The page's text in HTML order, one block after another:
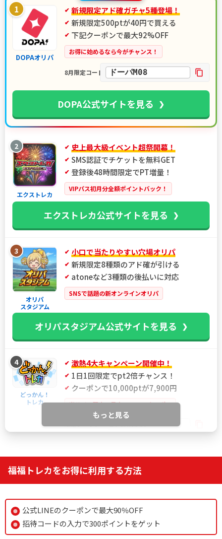
1
DOPAオリパ
新規限定アド確ガチャ5種登場！
新規限定500ptが40円で買える
下記クーポンで最大92%OFF
お得に始めるなら今がチャンス！
8月限定コード ドーパM08
DOPA公式サイトを見る
2
エクストレカ
史上最大級イベント超祭開幕！
SMS認証でチケットを無料GET
登録後48時間限定でPT増量！
VIPパス初月分全額ポイントバック！
エクストレカ公式サイトを見る
3
オリパ
スタジアム
小口で当たりやすい穴場オリパ
新規限定8種類のアド確が引ける
atoneなど3種類の後払いに対応
SNSで話題の新オンラインオリパ
オリパスタジアム公式サイトを見る
4
どっかん！
トレカ
激熱4大キャンペーン開催中！
1日1回限定でpt2倍チャンス！
クーポンで10,000ptが7,900円
当サイト限定！最大21%OFFクーポン
IYGANSSF
どっかん！トレカ公式サイトを見る
新規アド確で4,554coin以上獲得
ログボで無料ガチャが引ける
公式LINE連携で初回最大90％OFF！
もっと見る
福福トレカをお得に利用する方法
公式LINEのクーポンで最大90％OFF
招待コードの入力で300ポイントをゲット